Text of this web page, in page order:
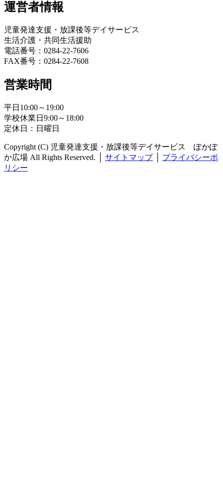
運営者情報
児童発達支援・放課後等デイサービス
生活介護・共同生活援助
電話番号：0284-22-7606
FAX番号：0284-22-7608
営業時間
平日10:00～19:00
学校休業日9:00～18:00
定休日：日曜日
Copyright (C) 児童発達支援・放課後等デイサービス ぽかぽ
か広場 All Rights Reserved.
サイトマップ
プライバシーポ
リシー